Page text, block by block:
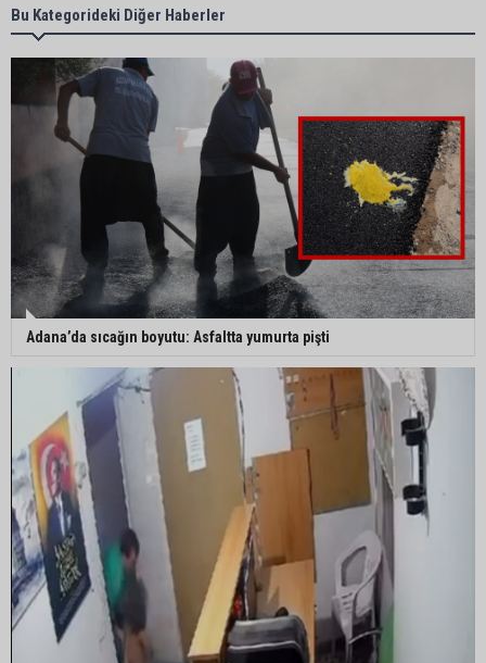
Adana’da birlikte yaşadığı erkeğin şiddetine
maruz kalan kadın yardım istedi
Adana’da özel bir sergi: “Damla’nın Fırçası”
sanatseverlerle buluştu
Adana’da 52 yıllık yorgancı mesleğinin
geleceğinden endişeli: “Bu mesleği çocuğuma
bile öğretemedim”
Adana’da Huzur ve Güven uygulaması: 62 aranan
Adana’da kahvehaneye silahlı saldırı: 3 kişi
yaralandı
Çukurova Üniversitesi’nde Ar-Ge ve sanayi iş
birliği görüşüldü
Bu Kategorideki Diğer Haberler
Adana’da sıcağın boyutu: Asfaltta yumurta pişti